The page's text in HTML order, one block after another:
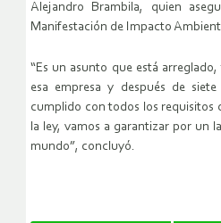
Alejandro Brambila, quien
Manifestación de Impacto
“Es un asunto que está
esa empresa y después de
cumplido con todos los requisitos
la ley, vamos a garantizar por un
mundo”, concluyó.